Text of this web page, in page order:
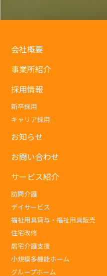
会社概要
事業所紹介
採用情報
新卒採用
キャリア採用
お知らせ
お問い合わせ
サービス紹介
訪問介護
デイサービス
福祉用具貸与・福祉用具販売
住宅改修
居宅介護支援
小規模多機能ホーム
グループホーム